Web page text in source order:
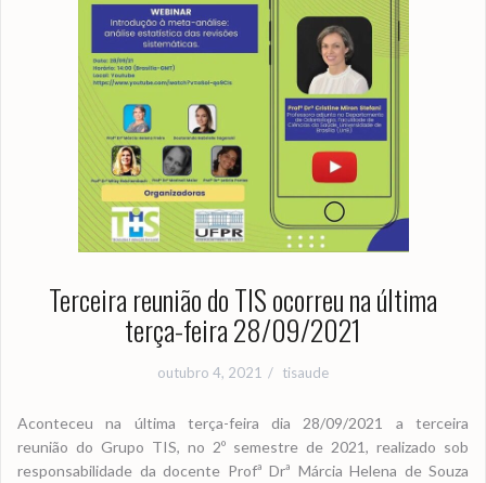
Terceira reunião do TIS ocorreu na última
terça-feira 28/09/2021
outubro 4, 2021 tisaude
Aconteceu na última terça-feira dia 28/09/2021 a terceira
reunião do Grupo TIS, no 2º semestre de 2021, realizado sob
responsabilidade da docente Profª Drª Márcia Helena de Souza